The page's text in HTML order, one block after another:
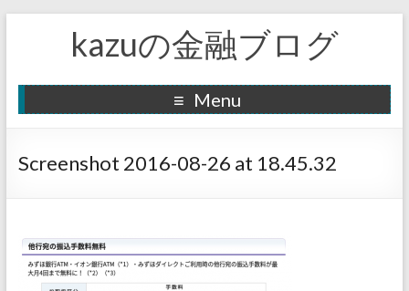
kazuの金融ブログ
Menu
Screenshot 2016-08-26 at 18.45.32